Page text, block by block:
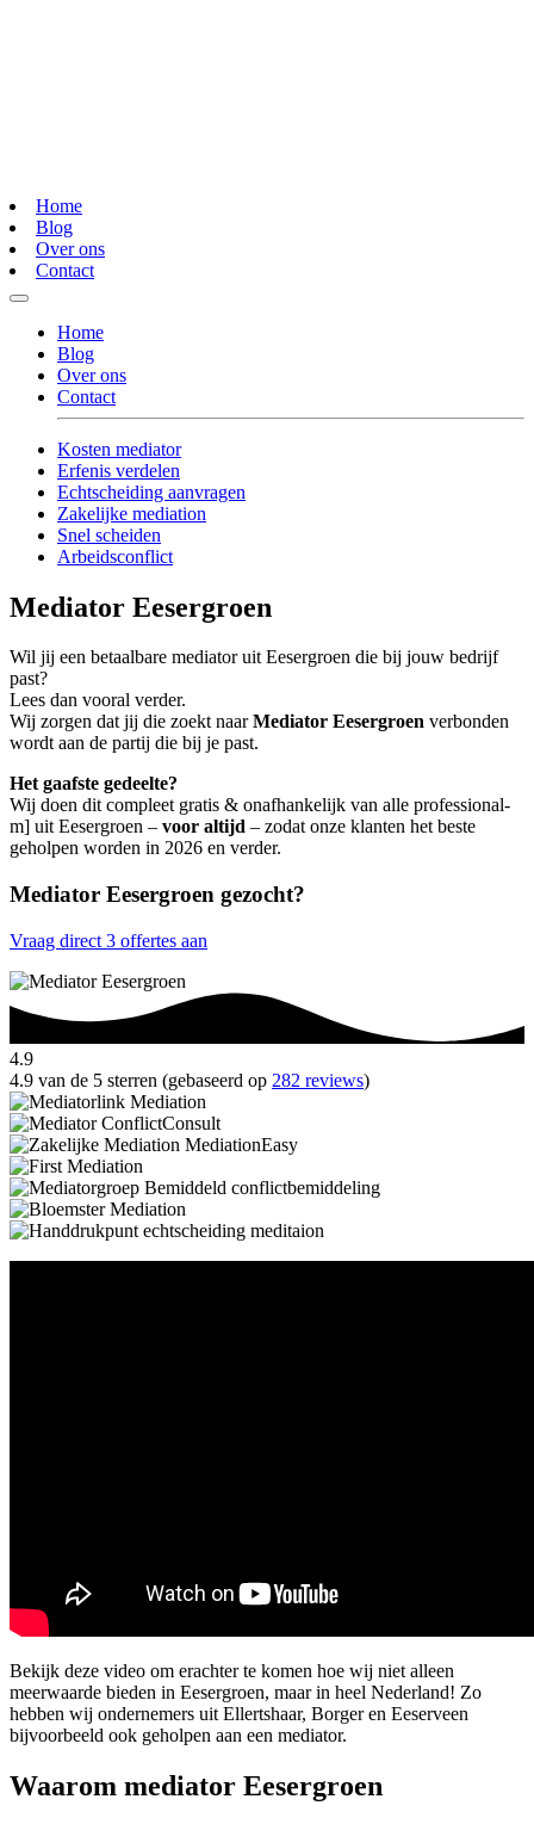
Home
Blog
Over ons
Contact
Home
Blog
Over ons
Contact
Kosten mediator
Erfenis verdelen
Echtscheiding aanvragen
Zakelijke mediation
Snel scheiden
Arbeidsconflict
Mediator Eesergroen
Wil jij een betaalbare mediator uit Eesergroen die bij jouw bedrijf
past?
Lees dan vooral verder.
Wij zorgen dat jij die zoekt naarMediator Eesergroen verbonden
wordt aan de partij die bij je past.
Het gaafste gedeelte?
Wij doen dit compleet gratis & onafhankelijk van alle professional-
m] uit Eesergroen – voor altijd – zodat onze klanten het beste
geholpen worden in 2026 en verder.
Mediator Eesergroen gezocht?
Vraag direct 3 offertes aan
4.9
4.9 van de 5 sterren (gebaseerd op 282 reviews)
Bekijk deze video om erachter te komen hoe wij niet alleen
meerwaarde bieden in Eesergroen, maar in heel Nederland! Zo
hebben wij ondernemers uit Ellertshaar, Borger en Eeserveen
bijvoorbeeld ook geholpen aan een mediator.
Waarom mediator Eesergroen